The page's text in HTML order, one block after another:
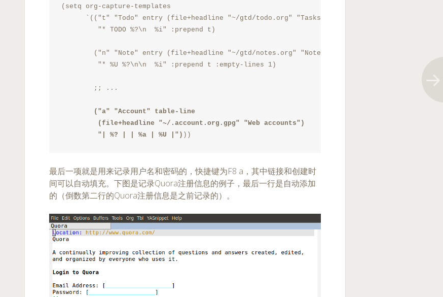
(setq org-capture-templates
      `(("t" "Todo" entry (file+headline "~/gtd/todo.org" "Tasks")
         "* TODO %?\n  %i" :prepend t)
        ("n" "Note" entry (file+headline "~/gtd/notes.org" "Notes")
         "* %U %?\n\n  %i" :prepend t :empty-lines 1)
        ;; ...
("a" "Account" table-line
         (file+headline "~/.account.org.gpg" "Web accounts")
         "| %? | | %a | %U |")
最后一项就是用来记录用户名和密码的，快捷键为F8 a，其中链接和创建时
间可以自动填充。下图是记录Quora注册信息的例子，最后一行是自动添加
的（倒数第二行的Quora注册信息是之前记录的）。